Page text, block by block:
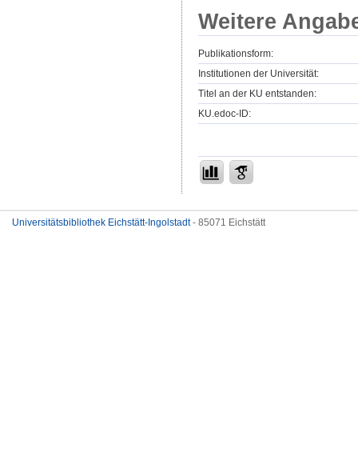
Weitere
Publikationsform:
Institutionen der Universität:
Titel an der KU entstanden:
KU.edoc-ID:
Universitätsbibliothek Eichstätt-Ingolstadt- 85071 Eichstätt